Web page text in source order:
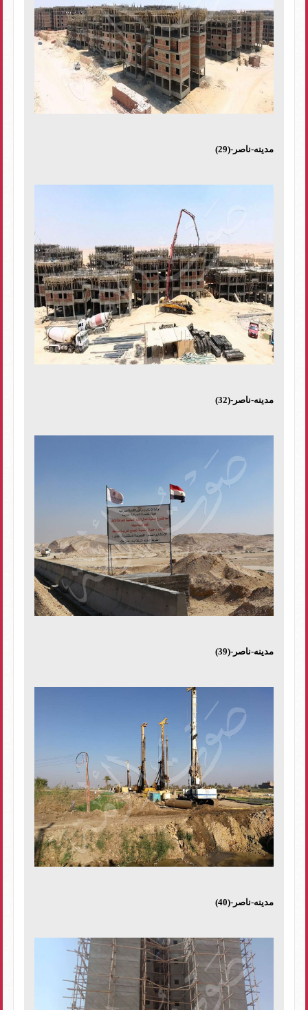
مدينه-ناصر-(29)
مدينه-ناصر-(32)
مدينه-ناصر-(39)
مدينه-ناصر-(40)